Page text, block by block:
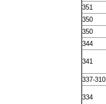
351
350
350
344
341
337-310
334